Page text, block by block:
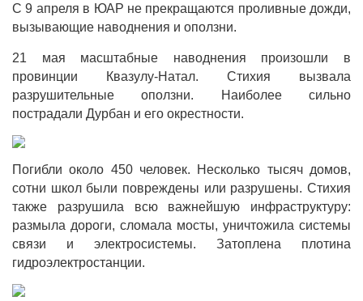
С 9 апреля в ЮАР не прекращаются проливные дожди,
вызывающие наводнения и оползни.
21 мая масштабные наводнения произошли в
провинции Квазулу-Натал. Стихия вызвала
разрушительные оползни. Наиболее сильно
пострадали Дурбан и его окрестности.
Погибли около 450 человек. Несколько тысяч домов,
сотни школ были повреждены или разрушены. Стихия
также разрушила всю важнейшую инфраструктуру:
размыла дороги, сломала мосты, уничтожила системы
связи и электросистемы. Затоплена плотина
гидроэлектростанции.